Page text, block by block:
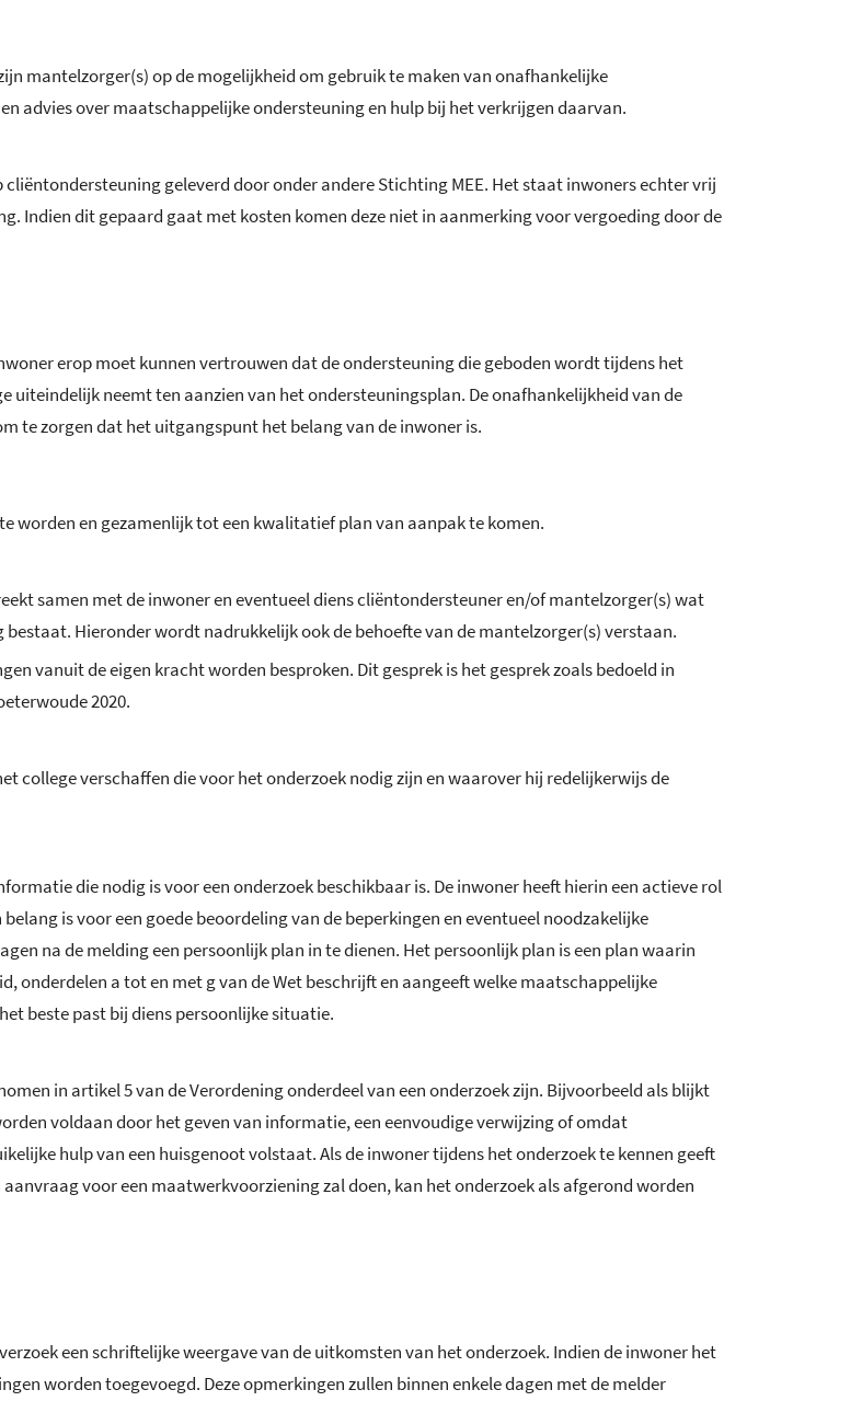
mantelzorger(s) op de mogelijkheid om gebruik te maken van onafhankelijke
advies over maatschappelijke ondersteuning en hulp bij het verkrijgen daarvan.
geleverd door onder andere Stichting MEE. Het staat inwoners echter vrij
Indien dit gepaard gaat met kosten komen deze niet in aanmerking voor vergoeding door de
erop moet kunnen vertrouwen dat de ondersteuning die geboden wordt tijdens het
neemt ten aanzien van het ondersteuningsplan. De onafhankelijkheid van de
te zorgen dat het uitgangspunt het belang van de inwoner is.
worden en gezamenlijk tot een kwalitatief plan van aanpak te komen.
samen met de inwoner en eventueel diens cliëntondersteuner en/of mantelzorger(s) wat
Hieronder wordt nadrukkelijk ook de behoefte van de mantelzorger(s) verstaan.
vanuit de eigen kracht worden besproken. Dit gesprek is het gesprek zoals bedoeld in
2020.
college verschaffen die voor het onderzoek nodig zijn en waarover hij redelijkerwijs de
die nodig is voor een onderzoek beschikbaar is. De inwoner heeft hierin een actieve rol
is voor een goede beoordeling van de beperkingen en eventueel noodzakelijke
na de melding een persoonlijk plan in te dienen. Het persoonlijk plan is een plan waarin
onderdelen a tot en met g van de Wet beschrijft en aangeeft welke maatschappelijke
beste past bij diens persoonlijke situatie.
in artikel 5 van de Verordening onderdeel van een onderzoek zijn. Bijvoorbeeld als blijkt
voldaan door het geven van informatie, een eenvoudige verwijzing of omdat
hulp van een huisgenoot volstaat. Als de inwoner tijdens het onderzoek te kennen geeft
voor een maatwerkvoorziening zal doen, kan het onderzoek als afgerond worden
een schriftelijke weergave van de uitkomsten van het onderzoek. Indien de inwoner het
worden toegevoegd. Deze opmerkingen zullen binnen enkele dagen met de melder